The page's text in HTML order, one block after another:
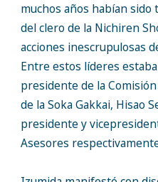
muchos años habían
del clero de la Nichiren
acciones inescrupulosas
Entre estos líderes
presidente de la
de la Soka Gakkai, Hisao
presidente y
Asesores